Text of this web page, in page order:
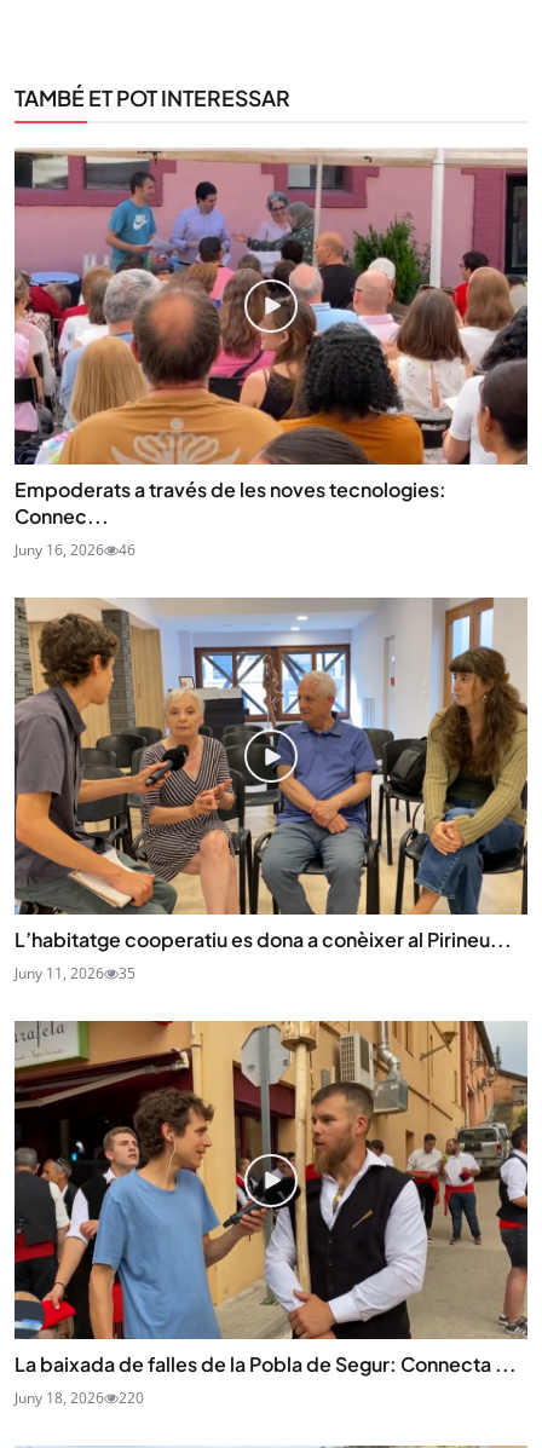
TAMBÉ ET POT INTERESSAR
Empoderats a través de les noves tecnologies:
Connec...
Juny 16, 2026 46
L’habitatge cooperatiu es dona a conèixer al Pirineu...
Juny 11, 2026 35
La baixada de falles de la Pobla de Segur: Connecta ...
Juny 18, 2026 220